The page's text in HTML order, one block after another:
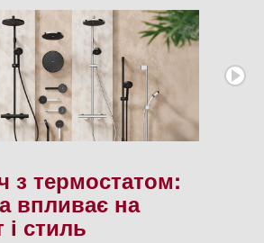
з термостатом:
впливає на
стиль